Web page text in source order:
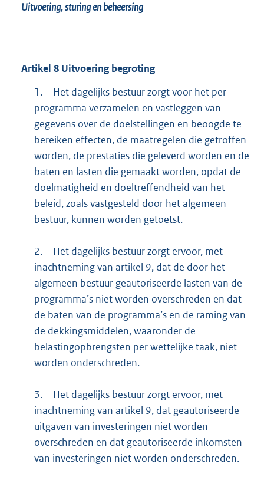
Uitvoering, sturing en beheersing
Artikel 8 Uitvoering begroting
1.
Het dagelijks bestuur zorgt voor het per
programma verzamelen en vastleggen van
gegevens over de doelstellingen en beoogde te
bereiken effecten, de maatregelen die getroffen
worden, de prestaties die geleverd worden en de
baten en lasten die gemaakt worden, opdat de
doelmatigheid en doeltreffendheid van het
beleid, zoals vastgesteld door het algemeen
bestuur, kunnen worden getoetst.
2.
Het dagelijks bestuur zorgt ervoor, met
inachtneming van artikel 9, dat de door het
algemeen bestuur geautoriseerde lasten van de
programma’s niet worden overschreden en dat
de baten van de programma’s en de raming van
de dekkingsmiddelen, waaronder de
belastingopbrengsten per wettelijke taak, niet
worden onderschreden.
3.
Het dagelijks bestuur zorgt ervoor, met
inachtneming van artikel 9, dat geautoriseerde
uitgaven van investeringen niet worden
overschreden en dat geautoriseerde inkomsten
van investeringen niet worden onderschreden.